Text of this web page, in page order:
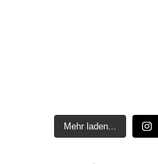
Mehr laden...